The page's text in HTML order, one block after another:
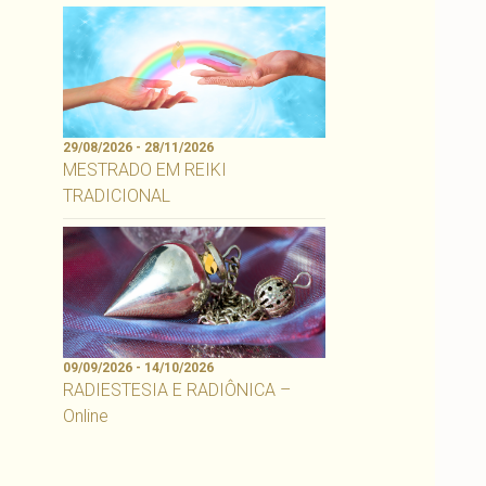
29/08/2026 - 28/11/2026
MESTRADO EM REIKI
TRADICIONAL
09/09/2026 - 14/10/2026
RADIESTESIA E RADIÔNICA –
Online